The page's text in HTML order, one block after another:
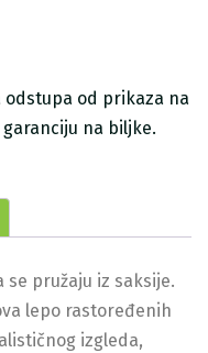
odstupa od prikaza na
na biljke.
se pružaju iz saksije.
lepo rastoređenih
izgleda,